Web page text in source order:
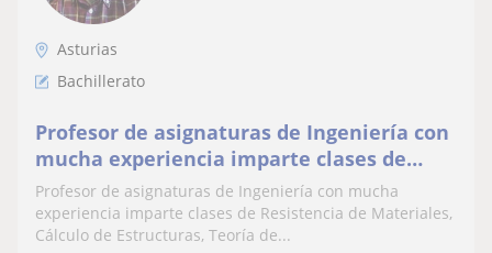
Asturias
Bachillerato
Profesor de asignaturas de Ingeniería con
mucha experiencia imparte clases de
Resistencia de Materiales, Cálculo de
Estructuras, Teoría de Estructuras,
Tecnología de Estructuras, Física,
Profesor de asignaturas de Ingeniería con mucha
experiencia imparte clases de Resistencia de Materiales,
Cálculo de Estructuras, Teoría de...